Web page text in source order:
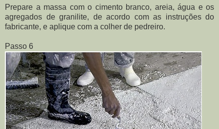
Prepare a massa com o cimento branco, areia, água e os
agregados de granilite, de acordo com as instruções do
fabricante, e aplique com a colher de pedreiro.
Passo 6